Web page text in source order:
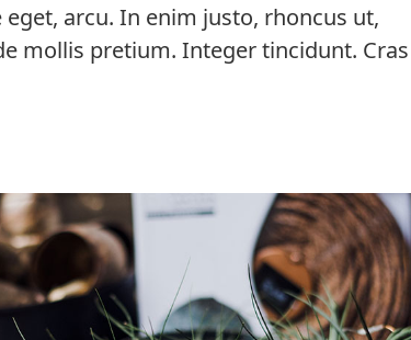
arcu. In enim justo, rhoncus ut,
mollis pretium. Integer tincidunt. Cras